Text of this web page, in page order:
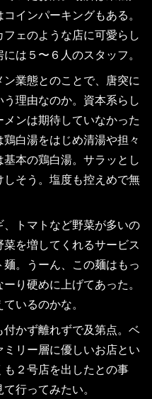
インパーキングもある。
ェのような店に可愛らし
は５〜６人のスタッフ。
業態とのことで、唐突に
理由なのか。資本系らし
ンは期待していなかった
白湯をはじめ清湯や担々
本の鶏白湯。サラッとし
そう。塩度も控えめで無
トマトなど野菜が多いの
を増してくれるサービス
。うーん、この麺はもっ
り硬めに上げてあった。
いるのかな。
かず離れずで及第点。ベ
リー層に優しいお店とい
２号店を出したとの事
行ってみたい。